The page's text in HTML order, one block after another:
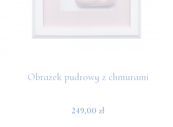
Obrazek pudrowy z chmurami
249,00 zł